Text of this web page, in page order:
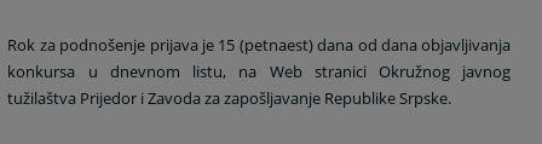
Rok za podnošenje prijava je 15 (petnaest) dana od dana objavljivanja
konkursa u dnevnom listu, na Web stranici Okružnog javnog
tužilaštva Prijedor i Zavoda za zapošljavanje Republike Srpske.